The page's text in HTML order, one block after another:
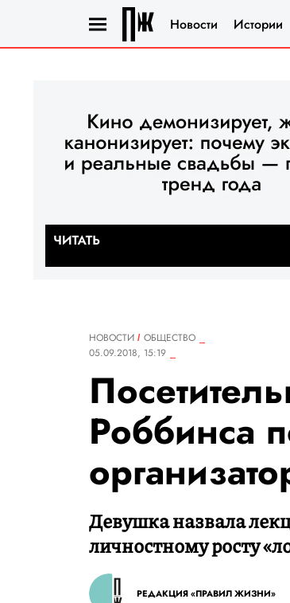
Новости Истории
НОВОСТИ
ОБЩЕСТВО
05.09.2018, 15:19
Роббинса
Девушка назвала
личностному росту
РЕДАКЦИЯ «ПРАВИЛ ЖИЗНИ»